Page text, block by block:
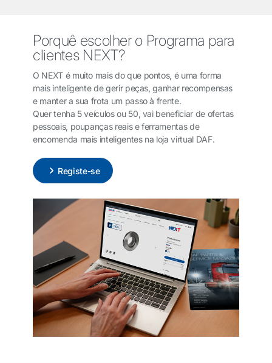
Porquê escolher o Programa para
clientes NEXT?
O NEXT é muito mais do que pontos, é uma forma
mais inteligente de gerir peças, ganhar recompensas
e manter a sua frota um passo à frente.
Quer tenha 5 veículos ou 50, vai beneficiar de ofertas
pessoais, poupanças reais e ferramentas de
encomenda mais inteligentes na loja virtual DAF.
Registe-se